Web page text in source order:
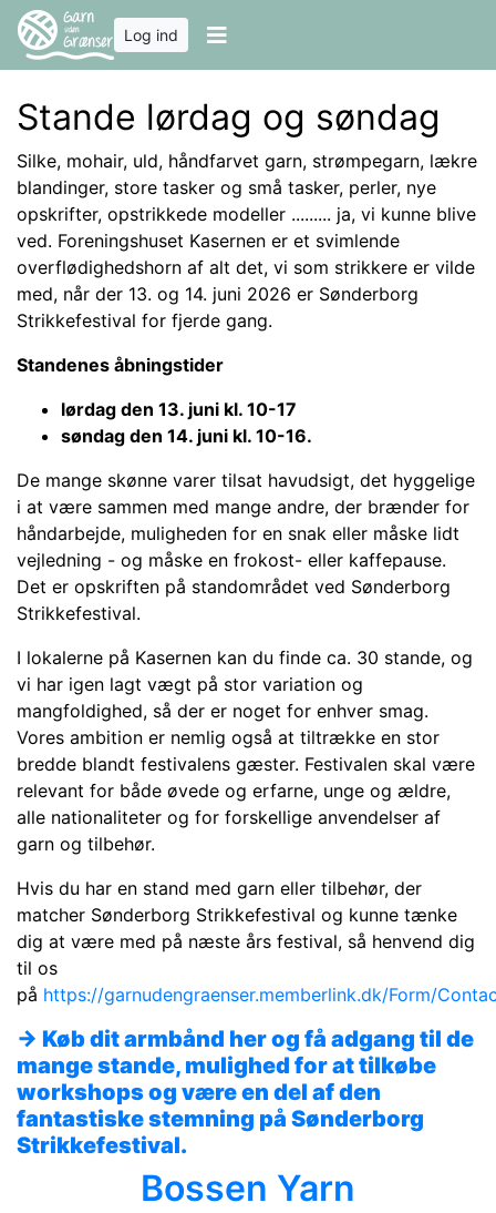
Log ind
Stande lørdag og søndag
Silke, mohair, uld, håndfarvet garn, strømpegarn, lækre
blandinger, store tasker og små tasker, perler, nye
opskrifter, opstrikkede modeller ......... ja, vi kunne blive
ved. Foreningshuset Kasernen er et svimlende
overflødighedshorn af alt det, vi som strikkere er vilde
med, når der 13. og 14. juni 2026 er Sønderborg
Strikkefestival for fjerde gang.
Standenes åbningstider
lørdag den 13. juni kl. 10-17
søndag den 14. juni kl. 10-16.
De mange skønne varer tilsat havudsigt, det hyggelige
i at være sammen med mange andre, der brænder for
håndarbejde, muligheden for en snak eller måske lidt
vejledning - og måske en frokost- eller kaffepause.
Det er opskriften på standområdet ved Sønderborg
Strikkefestival.
I lokalerne på Kasernen kan du finde ca. 30 stande, og
vi har igen lagt vægt på stor variation og
mangfoldighed, så der er noget for enhver smag.
Vores ambition er nemlig også at tiltrække en stor
bredde blandt festivalens gæster. Festivalen skal være
relevant for både øvede og erfarne, unge og ældre,
alle nationaliteter og for forskellige anvendelser af
garn og tilbehør.
Hvis du har en stand med garn eller tilbehør, der
matcher Sønderborg Strikkefestival og kunne tænke
dig at være med på næste års festival, så henvend dig
til os
på https://garnudengraenser.memberlink.dk/Form/
→ Køb dit armbånd her og få adgang til de
mange stande, mulighed for at tilkøbe
workshops og være en del af den
fantastiske stemning på Sønderborg
Strikkefestival.
Bossen Yarn